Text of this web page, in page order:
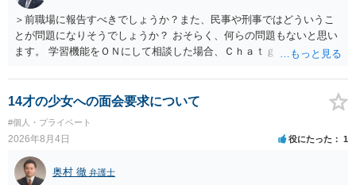
＞前職場に報告すべきでしょうか？また、民事や刑事ではどういうこ
とが問題になりそうでしょうか？ おそらく、何らの問題もないと思い
ます。 学習機能をＯＮにして相談した場合、Ｃｈａｔｇｐｔがｏｐｅ
する可能性がありますが、個人名や会社名を特定していない限り、一
般論として抽象化されて回答に織り込まれる可能性が生じるにすぎま
せんので、その情報自体が、秘密情報に当たるとは思えませんし、名
誉棄損として、個人や会社に対する誹謗中傷の不特定多数への公開に
当たるとも思われません。 もちろん、誰がその内容をｃｈａｔｇｐｔ
に入力したかも第三者にしられることはないので、個人や会社の特定
をせずに書き込んだことで（おそらく特定して書き込んだとして
14才の少女への面会要求について
#個人・プライベート
2026年8月4日 役にたった 1
奥村 徹 弁護士